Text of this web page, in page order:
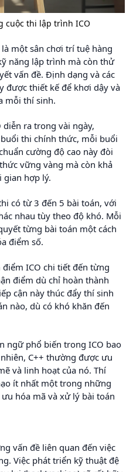
cuộc thi lập trình ICO
một sân chơi trí tuệ hàng
năng lập trình mà còn thử
vấn đề. Định dạng và các
được thiết kế để khơi dậy và
mỗi thí sinh.
diễn ra trong vài ngày,
thi chính thức, mỗi buổi
cường độ cao này đòi
vững vàng mà còn khả
gian hợp lý.
có từ 3 đến 5 bài toán, với
nhau tùy theo độ khó. Mỗi
từng bài toán một cách
điểm số.
điểm ICO chi tiết đến từng
điểm dù chỉ hoàn thành
cận này thúc đẩy thí sinh
nào, dù có khó khăn đến
ngữ phổ biến trong ICO bao
C++ thường được ưu
và linh hoạt của nó. Thí
ít nhất một trong những
hóa mã và xử lý bài toán
vấn đề liên quan đến việc
Việc phát triển kỹ thuật đệ